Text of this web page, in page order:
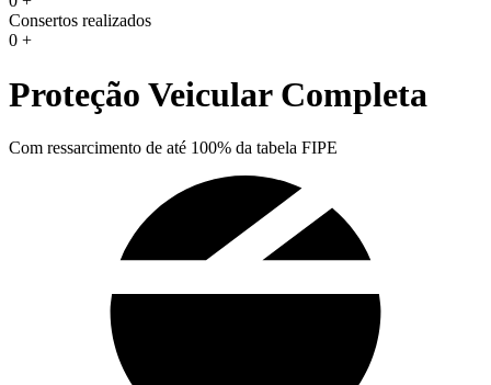
Consertos realizados
0 +
Proteção Veicular Completa
Com ressarcimento de até 100% da tabela FIPE